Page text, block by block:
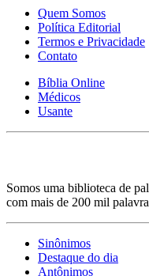
Quem Somos
Política Editorial
Termos e Privacidade
Contato
Bíblia Online
Médicos
Usante
Somos uma biblioteca de
com mais de 200 mil
Sinônimos
Destaque do dia
Antônimos